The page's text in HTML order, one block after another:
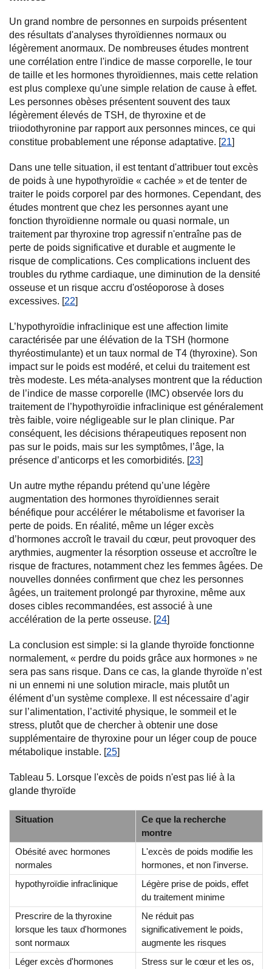
Un grand nombre de personnes en surpoids présentent
des résultats d'analyses thyroïdiennes normaux ou
légèrement anormaux. De nombreuses études montrent
une corrélation entre l'indice de masse corporelle, le tour
de taille et les hormones thyroïdiennes, mais cette relation
est plus complexe qu'une simple relation de cause à effet.
Les personnes obèses présentent souvent des taux
légèrement élevés de TSH, de thyroxine et de
triiodothyronine par rapport aux personnes minces, ce qui
constitue probablement une réponse adaptative. [21]
Dans une telle situation, il est tentant d'attribuer tout excès
de poids à une hypothyroïdie « cachée » et de tenter de
traiter le poids corporel par des hormones. Cependant, des
études montrent que chez les personnes ayant une
fonction thyroïdienne normale ou quasi normale, un
traitement par thyroxine trop agressif n'entraîne pas de
perte de poids significative et durable et augmente le
risque de complications. Ces complications incluent des
troubles du rythme cardiaque, une diminution de la densité
osseuse et un risque accru d'ostéoporose à doses
excessives. [22]
L’hypothyroïdie infraclinique est une affection limite
caractérisée par une élévation de la TSH (hormone
thyréostimulante) et un taux normal de T4 (thyroxine). Son
impact sur le poids est modéré, et celui du traitement est
très modeste. Les méta-analyses montrent que la réduction
de l’indice de masse corporelle (IMC) observée lors du
traitement de l’hypothyroïdie infraclinique est généralement
très faible, voire négligeable sur le plan clinique. Par
conséquent, les décisions thérapeutiques reposent non
pas sur le poids, mais sur les symptômes, l’âge, la
présence d’anticorps et les comorbidités. [23]
Un autre mythe répandu prétend qu’une légère
augmentation des hormones thyroïdiennes serait
bénéfique pour accélérer le métabolisme et favoriser la
perte de poids. En réalité, même un léger excès
d’hormones accroît le travail du cœur, peut provoquer des
arythmies, augmenter la résorption osseuse et accroître le
risque de fractures, notamment chez les femmes âgées. De
nouvelles données confirment que chez les personnes
âgées, un traitement prolongé par thyroxine, même aux
doses cibles recommandées, est associé à une
accélération de la perte osseuse. [24]
La conclusion est simple: si la glande thyroïde fonctionne
normalement, « perdre du poids grâce aux hormones » ne
sera pas sans risque. Dans ce cas, la glande thyroïde n’est
ni un ennemi ni une solution miracle, mais plutôt un
élément d’un système complexe. Il est nécessaire d’agir
sur l’alimentation, l’activité physique, le sommeil et le
stress, plutôt que de chercher à obtenir une dose
supplémentaire de thyroxine pour un léger coup de pouce
métabolique instable. [25]
Tableau 5. Lorsque l'excès de poids n'est pas lié à la
glande thyroïde
Situation
Ce que la recherche
montre
Obésité avec hormones
normales
L'excès de poids modifie les
hormones, et non l'inverse.
hypothyroïdie infraclinique
Légère prise de poids, effet
du traitement minime
Prescrire de la thyroxine
lorsque les taux d'hormones
sont normaux
Ne réduit pas
significativement le poids,
augmente les risques
Léger excès d'hormones
Stress sur le cœur et les os,